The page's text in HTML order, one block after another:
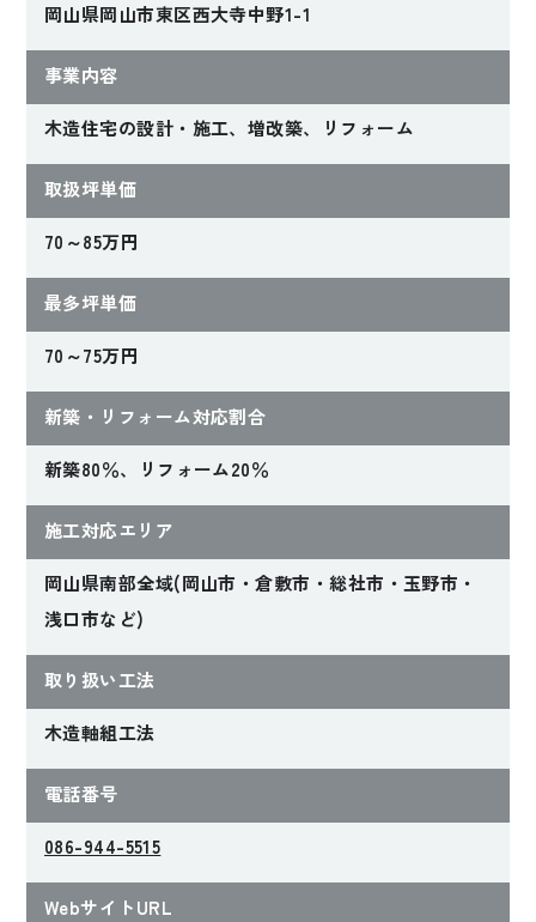
2022年完成
洗練されたデザイン
と合理的な性能
Sさんファミリー
機能美を追求したキ
ッチンが主役の家
岡山県岡山市東区西大寺中野1-1
事業内容
木造住宅の設計・施工、増改築、リフォーム
取扱坪単価
70～85万円
最多坪単価
70～75万円
新築・リフォーム対応割合
新築80％、リフォーム20％
施工対応エリア
岡山県南部全域(岡山市・倉敷市・総社市・玉野市・
浅口市など)
取り扱い工法
木造軸組工法
電話番号
086-944-5515
WebサイトURL